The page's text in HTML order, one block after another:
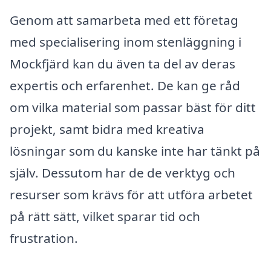
Genom att samarbeta med ett företag
med specialisering inom stenläggning i
Mockfjärd kan du även ta del av deras
expertis och erfarenhet. De kan ge råd
om vilka material som passar bäst för ditt
projekt, samt bidra med kreativa
lösningar som du kanske inte har tänkt på
själv. Dessutom har de de verktyg och
resurser som krävs för att utföra arbetet
på rätt sätt, vilket sparar tid och
frustration.